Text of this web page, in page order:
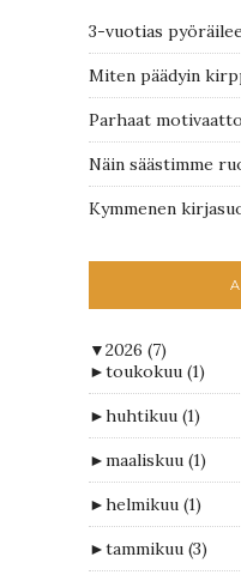
3-vuotias pyöräilee
Miten päädyin
Parhaat
Näin säästimme
Kymmenen
▼2026 (7)
►toukokuu (1)
►huhtikuu (1)
►maaliskuu (1)
►helmikuu (1)
►tammikuu (3)